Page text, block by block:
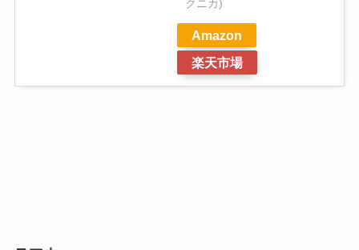
クニカ)
Amazon
楽天市場